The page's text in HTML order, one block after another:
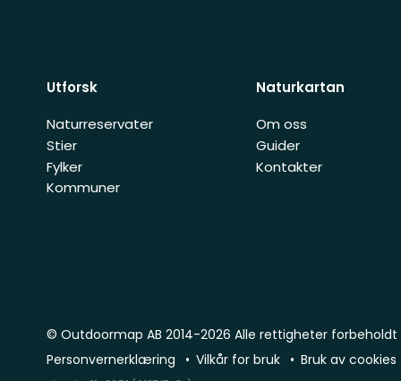
Utforsk
Naturreservater
Stier
Fylker
Kommuner
Naturkartan
Om oss
Guider
Kontakter
© Outdoormap AB 2014-2026 Alle rettigheter forbeholdt
Personvernerklæring
Vilkår for bruk Bruk av cookies